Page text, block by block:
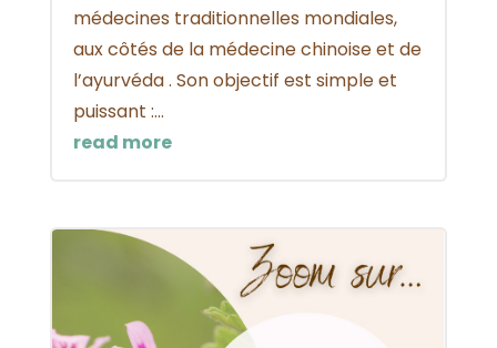
médecines traditionnelles mondiales,
aux côtés de la médecine chinoise et de
l’ayurvéda . Son objectif est simple et
puissant :...
read more